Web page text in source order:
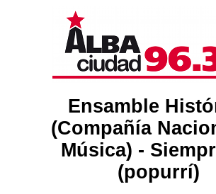
Ensamble
(Compañía
Música) -
(popurrí)